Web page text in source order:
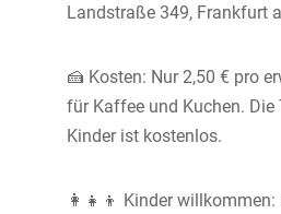
Landstraße 349, Frankfurt
🍰 Kosten: Nur 2,50 € pro
für Kaffee und Kuchen. Die
Kinder ist kostenlos.
👩‍👧‍👦 Kinder willkommen: